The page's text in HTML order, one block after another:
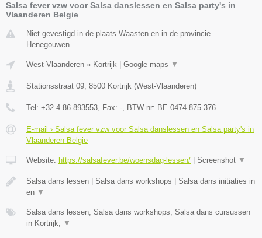
Salsa fever vzw voor Salsa danslessen en Salsa party's in
Vlaanderen Belgie
Niet gevestigd in de plaats Waasten en in de provincie
Henegouwen.
West-Vlaanderen » Kortrijk Google maps ▼
Stationsstraat 09, 8500 Kortrijk (West-Vlaanderen)
Tel: +32 4 86 893553, Fax: -, BTW-nr: BE 0474.875.376
E-mail › Salsa fever vzw voor Salsa danslessen en Salsa party's in
Vlaanderen Belgie
Website: https://salsafever.be/woensdag-lessen/ Screenshot ▼
Salsa dans lessen | Salsa dans workshops | Salsa dans initiaties in
en ▼
Salsa dans lessen, Salsa dans workshops, Salsa dans cursussen
in Kortrijk, ▼